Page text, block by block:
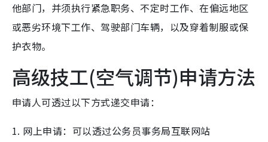
他部门，并须执行紧急职务、不定时工作、在偏远地区
或恶劣环境下工作、驾驶部门车辆，以及穿着制服或保
护衣物。
高级技工(空气调节)申请方法
申请人可透过以下方式递交申请：
1. 网上申请：可以透过公务员事务局互联网站